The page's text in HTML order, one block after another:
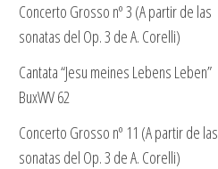
Concerto Grosso nº 3 (A partir de las
sonatas del Op. 3 de A. Corelli)
Cantata “Jesu meines Lebens Leben”
BuxWV 62
Concerto Grosso nº 11 (A partir de las
sonatas del Op. 3 de A. Corelli)